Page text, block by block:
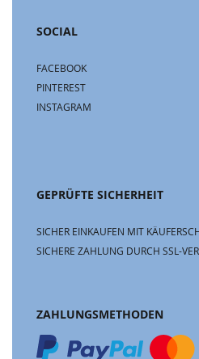
SOCIAL
FACEBOOK
PINTEREST
INSTAGRAM
GEPRÜFTE SICHERHEIT
SICHER EINKAUFEN MIT
SICHERE ZAHLUNG DURCH SSL-
ZAHLUNGSMETHODEN